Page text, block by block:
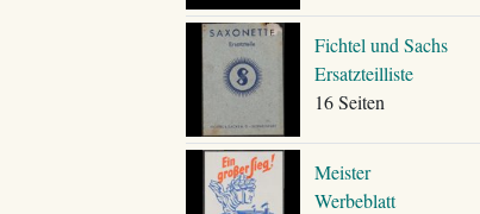
Fichtel und Sachs
Ersatzteilliste
16 Seiten
Meister
Werbeblatt